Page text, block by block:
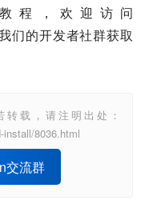
程，欢迎访问
们的开发者社群获取
载，请注明出处：
8036.html
交流群